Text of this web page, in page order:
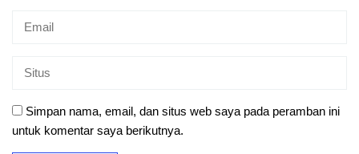
Simpan nama, email, dan situs web saya pada peramban ini
untuk komentar saya berikutnya.